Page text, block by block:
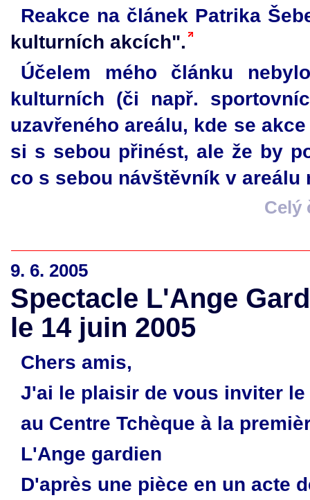
Reakce na článek Patrika
kulturních akcích".
Účelem mého článku
kulturních (či např.
uzavřeného areálu, kde se
si s sebou přinést, ale že by
co s sebou návštěvník v areálu
Celý
9. 6. 2005
Spectacle L'Ange
le 14 juin 2005
Chers amis,
J'ai le plaisir de vous inviter le
au Centre Tchèque à la
L'Ange gardien
D'après une pièce en un acte